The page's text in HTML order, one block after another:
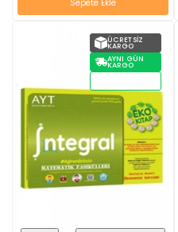
Sepete Ekle
ÜCRETSIZ
KARGO
AYNI GÜN
KARGO